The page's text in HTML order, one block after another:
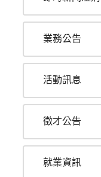
業務公告
活動訊息
徵才公告
就業資訊